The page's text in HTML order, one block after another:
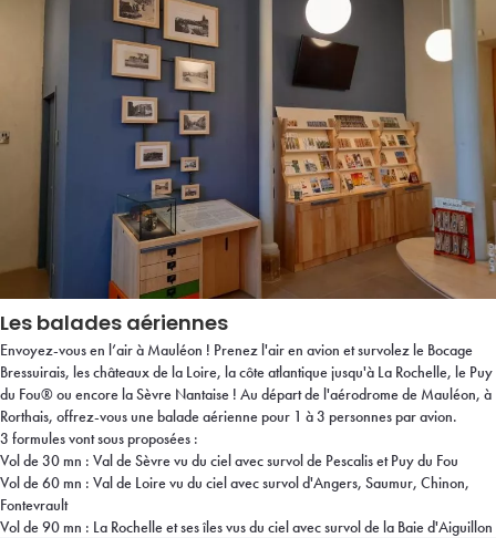
Les balades aériennes
Envoyez-vous en l’air à Mauléon ! Prenez l'air en avion et survolez le Bocage
Bressuirais, les châteaux de la Loire, la côte atlantique jusqu'à La Rochelle, le Puy
du Fou® ou encore la Sèvre Nantaise ! Au départ de l'aérodrome de Mauléon, à
Rorthais, offrez-vous une balade aérienne pour 1 à 3 personnes par avion.
3 formules vont sous proposées :
Vol de 30 mn : Val de Sèvre vu du ciel avec survol de Pescalis et Puy du Fou
Vol de 60 mn : Val de Loire vu du ciel avec survol d'Angers, Saumur, Chinon,
Fontevrault
Vol de 90 mn : La Rochelle et ses îles vus du ciel avec survol de la Baie d'Aiguillon